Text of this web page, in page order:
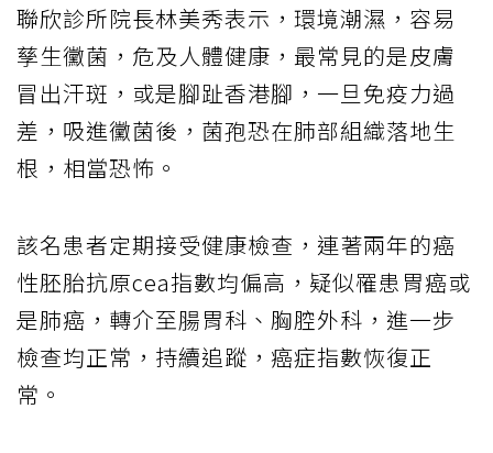
聯欣診所院長林美秀表示，環境潮濕，容易
孳生黴菌，危及人體健康，最常見的是皮膚
冒出汗斑，或是腳趾香港腳，一旦免疫力過
差，吸進黴菌後，菌孢恐在肺部組織落地生
根，相當恐怖。
該名患者定期接受健康檢查，連著兩年的癌
性胚胎抗原cea指數均偏高，疑似罹患胃癌或
是肺癌，轉介至腸胃科、胸腔外科，進一步
檢查均正常，持續追蹤，癌症指數恢復正
常。